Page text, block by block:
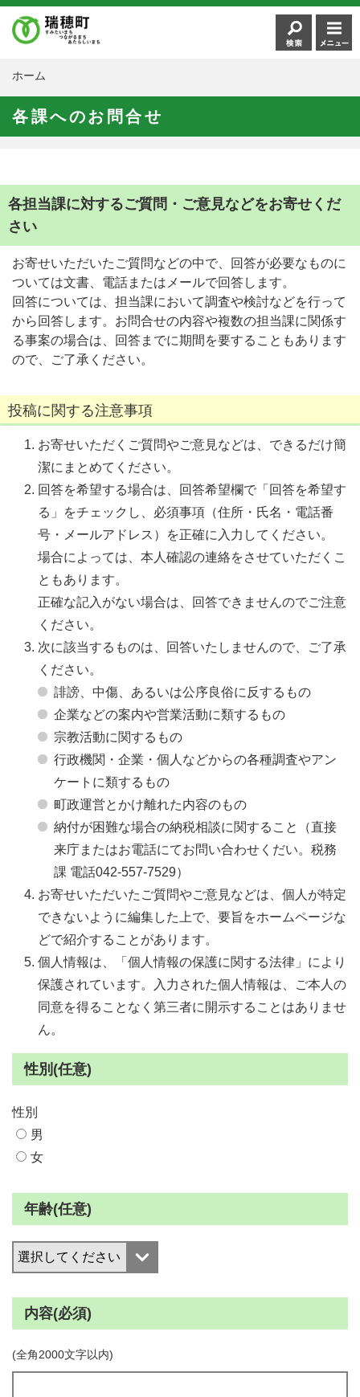
ホーム
各課へのお問合せ
各担当課に対するご質問・ご意見などをお寄せくだ
さい
お寄せいただいたご質問などの中で、回答が必要なものに
ついては文書、電話またはメールで回答します。
回答については、担当課において調査や検討などを行って
から回答します。お問合せの内容や複数の担当課に関係す
る事案の場合は、回答までに期間を要することもあります
ので、ご了承ください。
投稿に関する注意事項
お寄せいただくご質問やご意見などは、できるだけ簡
潔にまとめてください。
回答を希望する場合は、回答希望欄で「回答を希望す
る」をチェックし、必須事項（住所・氏名・電話番
号・メールアドレス）を正確に入力してください。
場合によっては、本人確認の連絡をさせていただくこ
ともあります。
正確な記入がない場合は、回答できませんのでご注意
ください。
次に該当するものは、回答いたしませんので、ご了承
ください。
誹謗、中傷、あるいは公序良俗に反するもの
企業などの案内や営業活動に類するもの
宗教活動に関するもの
行政機関・企業・個人などからの各種調査やアン
ケートに類するもの
町政運営とかけ離れた内容のもの
納付が困難な場合の納税相談に関すること（直接
来庁またはお電話にてお問い合わせくだい。税務
課 電話042-557-7529）
お寄せいただいたご質問やご意見などは、個人が特定
できないように編集した上で、要旨をホームページな
どで紹介することがあります。
個人情報は、「個人情報の保護に関する法律」により
保護されています。入力された個人情報は、ご本人の
同意を得ることなく第三者に開示することはありませ
ん。
性別(任意)
性別
男
女
年齢(任意)
内容(必須)
(全角2000文字以内)